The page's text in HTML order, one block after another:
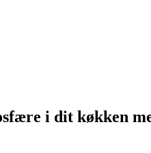
i dit køkken